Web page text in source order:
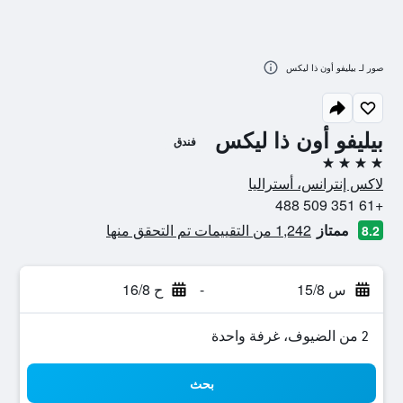
بيليفو أون ذا ليكس فندق
4 نجوم
لاكس إنترانس، أستراليا
+61 351 509 488
8.2 ممتاز 1,242 من التقييمات تم التحقق منها
س 15/8 - ح 16/8
2 من الضيوف، غرفة واحدة
بحث
صور لـ بيليفو أون ذا ليكس